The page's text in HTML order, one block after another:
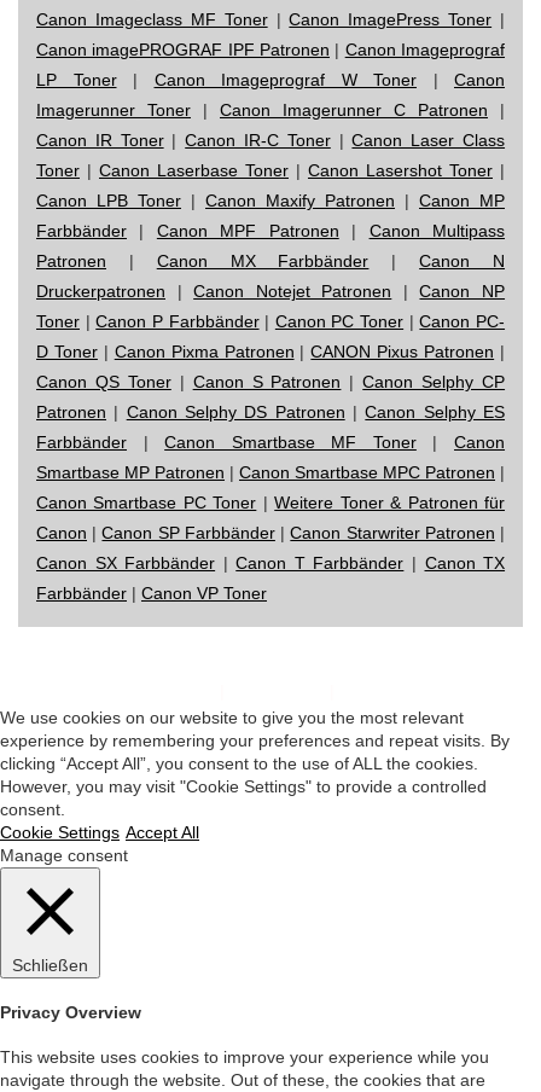
Canon Imageclass MF Toner|Canon ImagePress Toner |
Canon imagePROGRAF IPF Patronen | Canon Imageprograf
LP Toner| Canon Imageprograf W Toner | Canon
Imagerunner Toner | Canon Imagerunner C Patronen |
Canon IR Toner|Canon IR-C Toner|Canon Laser Class
Toner | Canon Laserbase Toner | Canon Lasershot Toner |
Canon LPB Toner | Canon Maxify Patronen | Canon MP
Farbbänder | Canon MPF Patronen | Canon Multipass
Patronen | Canon MX Farbbänder |Canon N
Druckerpatronen |Canon Notejet Patronen |Canon NP
Toner |Canon P Farbbänder| Canon PC Toner |Canon PC-
D Toner| Canon Pixma Patronen |CANON Pixus Patronen |
Canon QS Toner| Canon S Patronen |Canon Selphy CP
Patronen | Canon Selphy DS Patronen |Canon Selphy ES
Farbbänder |Canon Smartbase MF Toner|Canon
Smartbase MP Patronen | Canon Smartbase MPC Patronen |
Canon Smartbase PC Toner |Weitere Toner & Patronen für
Canon |Canon SP Farbbänder|Canon Starwriter Patronen |
Canon SX Farbbänder |Canon T Farbbänder | Canon TX
Farbbänder | Canon VP Toner
We use cookies on our website to give you the most relevant
experience by remembering your preferences and repeat visits. By
clicking “Accept All”, you consent to the use of ALL the cookies.
However, you may visit "Cookie Settings" to provide a controlled
consent.
Cookie Settings Accept All
Manage consent
Schließen
Privacy Overview
This website uses cookies to improve your experience while you
navigate through the website. Out of these, the cookies that are